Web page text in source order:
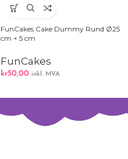
FunCakes Cake Dummy Rund Ø25
cm × 5 cm
FunCakes
kr50,00 inkl. MVA